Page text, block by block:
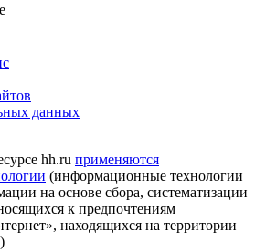
данных
hh.ru применяются
(информационные технологии
на основе сбора, систематизации
к предпочтениям
находящихся на территории